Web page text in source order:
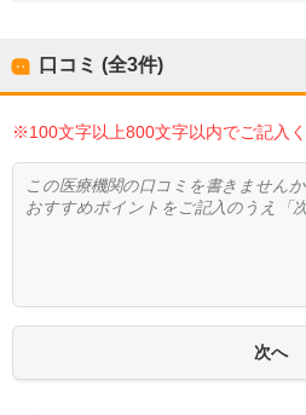
口コミ (全3件)
※100文字以上800文字以内でご記入